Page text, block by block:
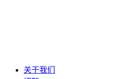
关于我们